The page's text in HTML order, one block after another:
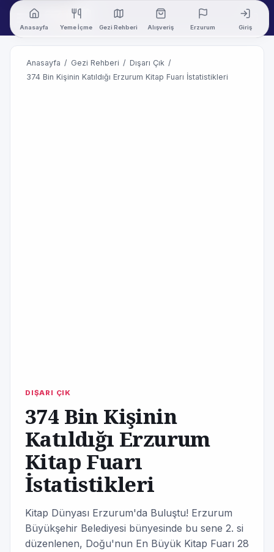
Anasayfa Yeme İçme Gezi Rehberi Alışveriş Erzurum Giriş
Anasayfa / Gezi Rehberi / Dışarı Çık /
374 Bin Kişinin Katıldığı Erzurum Kitap Fuarı İstatistikleri
DIŞARI ÇIK
374 Bin Kişinin
Katıldığı Erzurum
Kitap Fuarı
İstatistikleri
Kitap Dünyası Erzurum'da Buluştu! Erzurum
Büyükşehir Belediyesi bünyesinde bu sene 2. si
düzenlenen, Doğu'nun En Büyük Kitap Fuarı 28